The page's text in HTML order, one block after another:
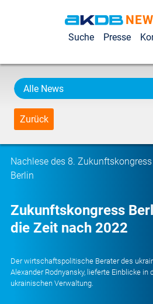
AKDB Anstalt
Kommunale
Datenverarbeitung
Suche Presse
Alle News
Zurück
Nachlese des 8.
Berlin
Zukunftskongress
die Zeit nach 2022
Der wirtschaftspolitische Berater des
Alexander Rodnyansky, lieferte Einblicke
ukrainischen Verwaltung.